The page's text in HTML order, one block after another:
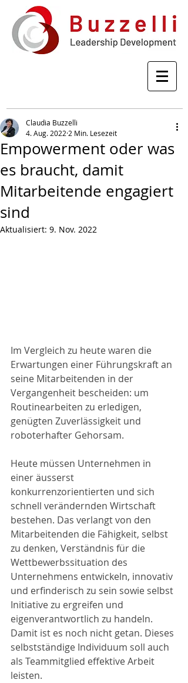
Empowerment oder was
es braucht, damit
Mitarbeitende engagiert
sind
Claudia Buzzelli
4. Aug. 2022 2 Min. Lesezeit
Aktualisiert: 9. Nov. 2022
Im Vergleich zu heute waren die
Erwartungen einer Führungskraft an
seine Mitarbeitenden in der
Vergangenheit bescheiden: um
Routinearbeiten zu erledigen,
genügten Zuverlässigkeit und
roboterhafter Gehorsam.
Heute müssen Unternehmen in
einer äusserst
konkurrenzorientierten und sich
schnell verändernden Wirtschaft
bestehen. Das verlangt von den
Mitarbeitenden die Fähigkeit, selbst
zu denken, Verständnis für die
Wettbewerbssituation des
Unternehmens entwickeln, innovativ
und erfinderisch zu sein sowie selbst
Initiative zu ergreifen und
eigenverantwortlich zu handeln.
Damit ist es noch nicht getan. Dieses
selbstständige Individuum soll auch
als Teammitglied effektive Arbeit
leisten.